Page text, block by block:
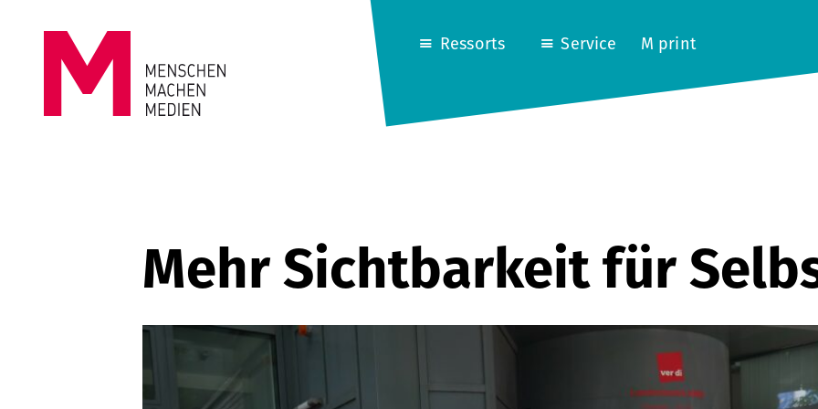
MEDIEN
Ressorts Service M print
Mehr Sichtbarkeit für